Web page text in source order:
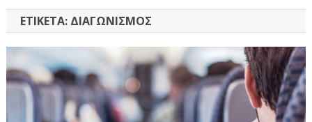
ΕΤΙΚΈΤΑ: ΔΙΑΓΩΝΙΣΜΌΣ